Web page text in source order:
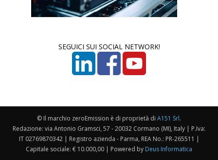
SEGUICI SUI SOCIAL NETWORK!
© Il marchio zeroEmission è di proprietà di A151 Srl.
Redazione: via Antonio Gramsci, 57 - 20032 Cormano (MI), Italy | P.Iva:
IT 02769870342 | Registro azienda - Parma, REA No.: PR-265511 |
Capitale sociale: € 10.000,00 | Powered by Deus Informatica